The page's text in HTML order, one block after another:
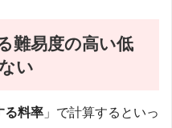
難易度の高い低
い
る料率 」で計算するといっ